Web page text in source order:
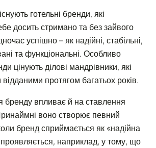
готельні бренди, які
досить стримано та без зайвого
успішно – як надійні, стабільні,
та функціональні. Особливо
цінують ділові мандрівники, які
протягом багатьох років.
бренду впливає й на ставлення
воно створює певний
бренд сприймається як «надійна
проявляється, наприклад, у тому, що